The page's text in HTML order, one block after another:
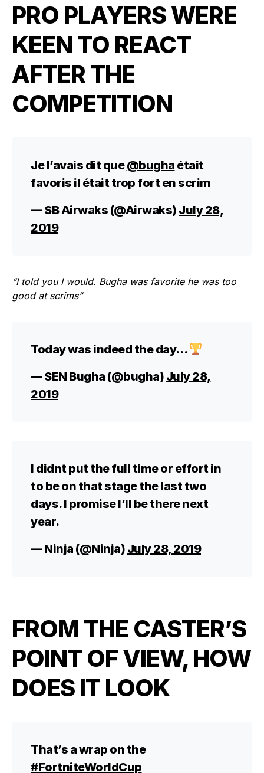
PRO PLAYERS WERE
KEEN TO REACT
AFTER THE
COMPETITION
Je l’avais dit que@bugha était
favoris il était trop fort en scrim
— SB Airwaks (@Airwaks) July 28,
2019
“I told you I would. Bugha was favorite he was too
good at scrims”
Today was indeed the day…
— SEN Bugha (@bugha) July 28,
2019
I didnt put the full time or effort in
to be on that stage the last two
days. I promise I’ll be there next
year.
— Ninja (@Ninja) July 28, 2019
FROM THE CASTER’S
POINT OF VIEW, HOW
DOES IT LOOK
That’s a wrap on the
#FortniteWorldCup